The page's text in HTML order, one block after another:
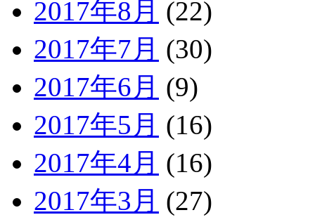
2017年8月 (22)
2017年7月 (30)
2017年6月 (9)
2017年5月 (16)
2017年4月 (16)
2017年3月 (27)